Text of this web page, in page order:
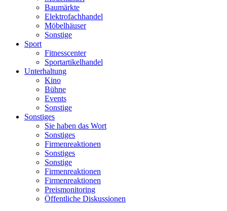
Baumärkte
Elektrofachhandel
Möbelhäuser
Sonstige
Sport
Fitnesscenter
Sportartikelhandel
Unterhaltung
Kino
Bühne
Events
Sonstige
Sonstiges
Sie haben das Wort
Sonstiges
Firmenreaktionen
Sonstiges
Sonstige
Firmenreaktionen
Firmenreaktionen
Preismonitoring
Öffentliche Diskussionen